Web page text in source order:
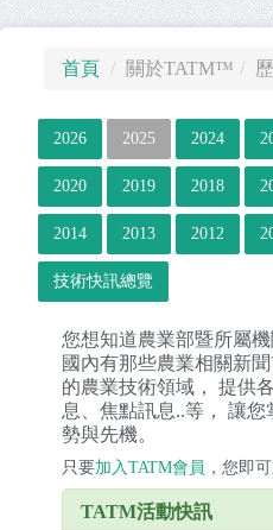
首頁 關於TATM™
2026 2025 2024
2020 2019 2018
2014 2013 2012
技術快訊總覽
您想知道農業部暨所屬
國內有那些農業相關新
的農業技術領域， 提供
息、焦點訊息..等， 讓
勢與先機。
只要加入TATM會員 ，您即
TATM活動快訊